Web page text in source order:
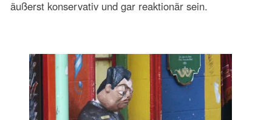
erscheinen. Die Bemühungen, die aufkommende Literatur
Interpretationen einiger Autoren in Erscheinung treten, die
auch traditionalistische, nationalistische, ja völkischen
Einstellungen erkennen ließen.
Die Bewegung zur Erneuerung von Denk- und Sichtweisen
in den Kultur- und Musikstudien, die eine interdisziplinäre